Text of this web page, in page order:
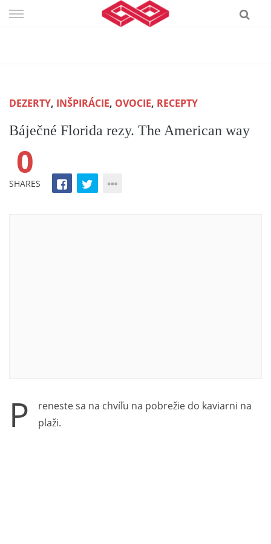
Skip
DEZERTY, INŠPIRÁCIE, OVOCIE, RECEPTY
Báječné Florida rezy. The American way
0
SHARES
P
reneste sa na chvíľu na pobrežie do kaviarni na
plaži.